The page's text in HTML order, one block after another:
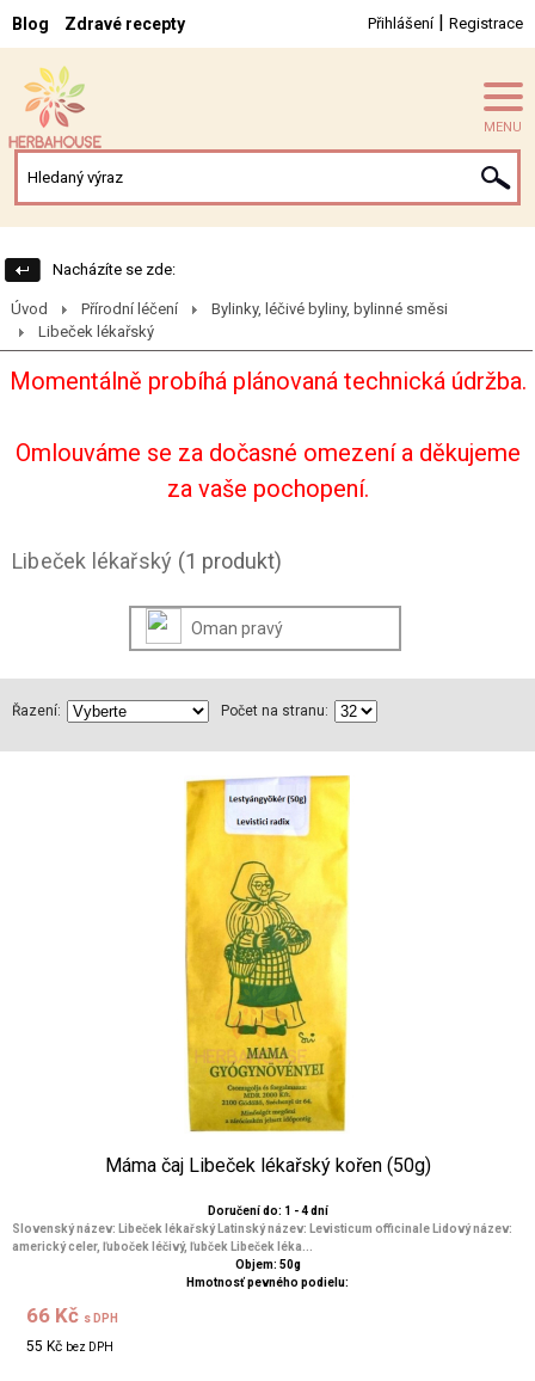
Blog Zdravé recepty Přihlášení| Registrace
MENU
Nacházíte se zde:
Úvod Přírodní léčení
Bylinky, léčivé byliny, bylinné směsi
Libeček lékařský
Momentálně probíhá plánovaná technická údržba.
Omlouváme se za dočasné omezení a děkujeme
za vaše pochopení.
Libeček lékařský (1 produkt)
Oman pravý
Řazení: Počet na stranu:
Máma čaj Libeček lékařský kořen (50g)
Doručení do: 1 - 4 dní
Slovenský název: Libeček lékařský Latinský název: Levisticum officinale Lidový název:
americký celer, ľuboček léčivý, ľubček Libeček léka...
Objem: 50g
Hmotnosť pevného podielu:
66 Kč s DPH
55 Kč bez DPH